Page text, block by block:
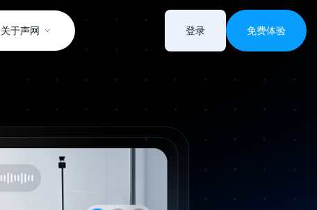
关于声网 登录 免费体验